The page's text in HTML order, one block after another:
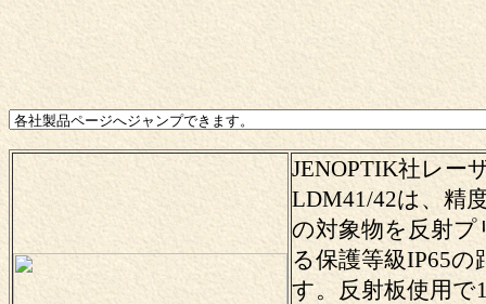
JENOPTIK社レー
LDM41/42は、精
の対象物を反射
る保護等級IP65
す。反射板使用で